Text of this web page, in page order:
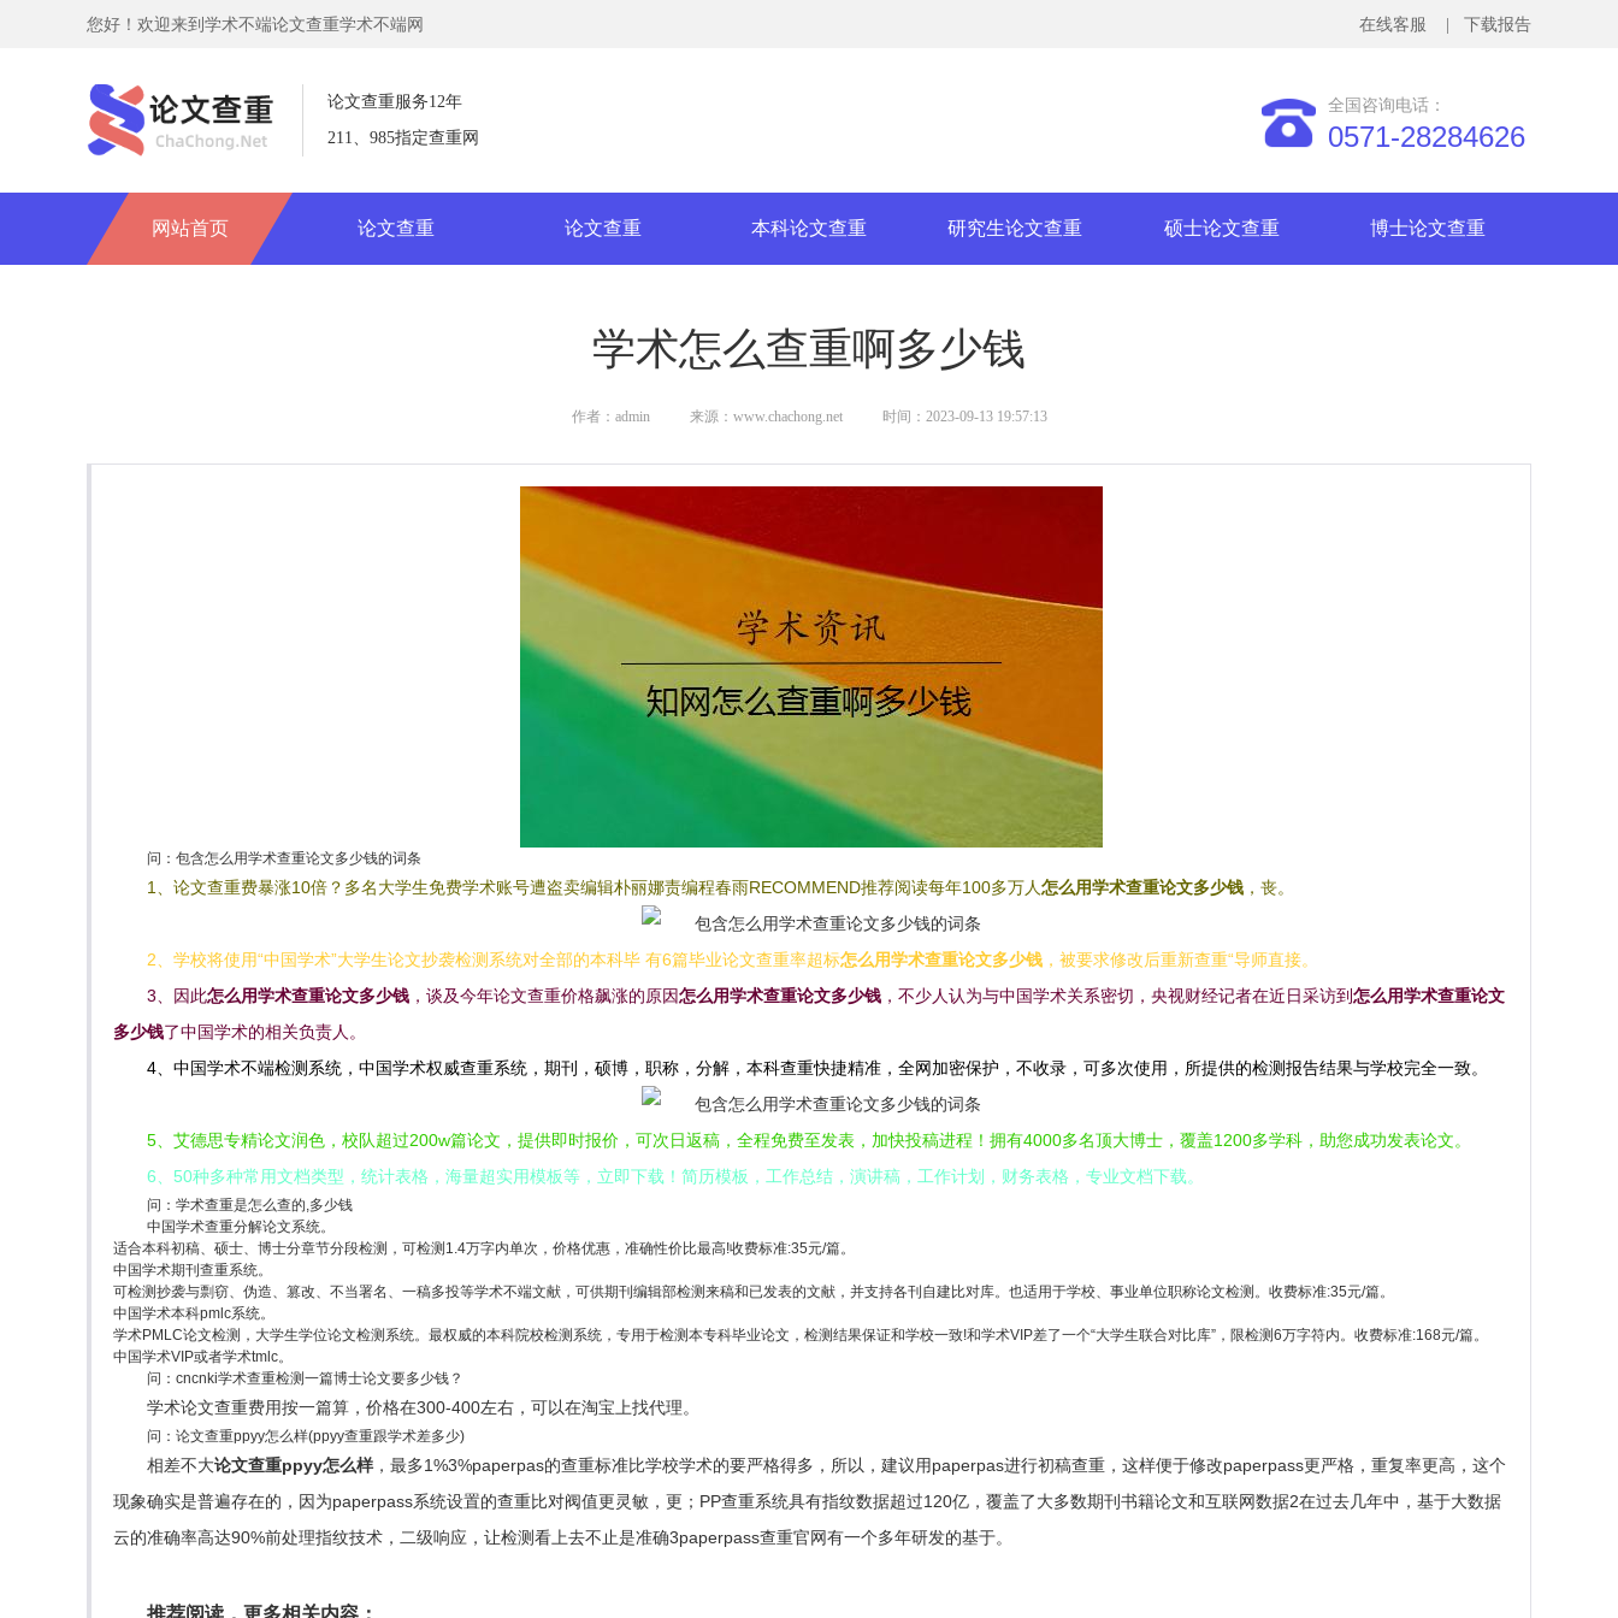
您好！欢迎来到学术不端论文查重学术不端网
网站首页 论文查重 论文查重 本科论文查重 研究生论文查重 硕士论文查重 博士论文查重
论文查重服务12年
211、985指定查重网
全国咨询电话：
0571-28284626
| 下载报告
在线客服
学术怎么查重啊多少钱
作者：admin 来源：www.chachong.net 时间：2023-09-13 19:57:13
问：包含怎么用学术查重论文多少钱的词条
1、论文查重费暴涨10倍？多名大学生免费学术账号遭盗卖编辑朴丽娜责编程春雨RECOMMEND推荐阅读每年100多万人怎么用学术查重论文多少钱 ，丧。
2、学校将使用“中国学术”大学生论文抄袭检测系统对全部的本科毕 有6篇毕业论文查重率超标怎么用学术查重论文多少钱 ，被要求修改后重新查重“导师直接。
3、因此怎么用学术查重论文多少钱 ，谈及今年论文查重价格飙涨的原因怎么用学术查重论文多少钱 ，不少人认为与中国学术关系密切，央视财经记者在近日采访到怎么用学术查重论文
多少钱了中国学术的相关负责人。
4、中国学术不端检测系统，中国学术权威查重系统，期刊，硕博，职称，分解，本科查重快捷精准，全网加密保护，不收录，可多次使用，所提供的检测报告结果与学校完全一致。
5、艾德思专精论文润色，校队超过200w篇论文，提供即时报价，可次日返稿，全程免费至发表，加快投稿进程！拥有4000多名顶大博士，覆盖1200多学科，助您成功发表论文。
6、50种多种常用文档类型，统计表格，海量超实用模板等，立即下载！简历模板，工作总结，演讲稿，工作计划，财务表格，专业文档下载。
问：学术查重是怎么查的,多少钱
中国学术查重分解论文系统。
适合本科初稿、硕士、博士分章节分段检测，可检测1.4万字内单次，价格优惠，准确性价比最高!收费标准:35元/篇。
中国学术期刊查重系统。
可检测抄袭与剽窃、伪造、篡改、不当署名、一稿多投等学术不端文献，可供期刊编辑部检测来稿和已发表的文献，并支持各刊自建比对库。也适用于学校、事业单位职称论文检测。收费标准:35元/篇。
中国学术本科pmlc系统。
学术PMLC论文检测，大学生学位论文检测系统。最权威的本科院校检测系统，专用于检测本专科毕业论文，检测结果保证和学校一致!和学术VIP差了一个“大学生联合对比库”，限检测6万字符内。收费标准:168元/篇。
中国学术VIP或者学术tmlc。
问：cncnki学术查重检测一篇博士论文要多少钱？
学术论文查重费用按一篇算，价格在300-400左右，可以在淘宝上找代理。
问：论文查重ppyy怎么样(ppyy查重跟学术差多少)
相差不大论文查重ppyy怎么样，最多1%3%paperpas的查重标准比学校学术的要严格得多，所以，建议用paperpas进行初稿查重，这样便于修改paperpass更严格，重复率更高，这个
现象确实是普遍存在的，因为paperpass系统设置的查重比对阀值更灵敏，更；PP查重系统具有指纹数据超过120亿，覆盖了大多数期刊书籍论文和互联网数据2在过去几年中，基于大数据
云的准确率高达90%前处理指纹技术，二级响应，让检测看上去不止是准确3paperpass查重官网有一个多年研发的基于。
推荐阅读，更多相关内容：